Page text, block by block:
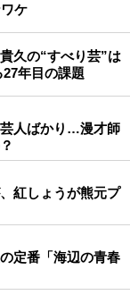
ケ
久の“すべり芸”は
年目の課題
人ばかり…漫才師
紅しょうが熊元プ
定番「海辺の青春